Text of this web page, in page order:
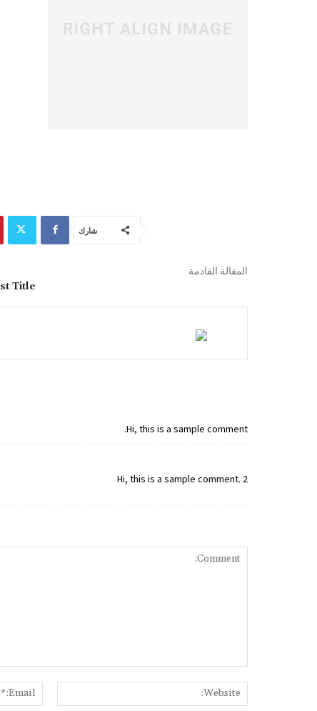
شارك
المقالة القادمة
Title
Hi, this is a sample comment.
Hi, this is a sample comment. 2